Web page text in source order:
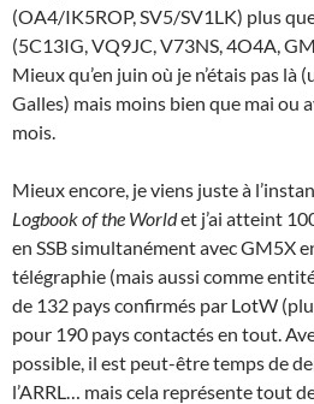
(OA4/IK5ROP, SV5/SV1LK) plus
(5C13IG, VQ9JC, V73NS, 4O4A,
Mieux qu’en juin où je n’étais pas là
Galles) mais moins bien que mai ou
mois.
Mieux encore, je viens juste à
Logbook of the Worldet j’ai atteint
en SSB simultanément avec GM5X
télégraphie (mais aussi comme
de 132 pays confirmés par LotW
pour 190 pays contactés en tout.
possible, il est peut-être temps de
l’ARRL… mais cela représente tout